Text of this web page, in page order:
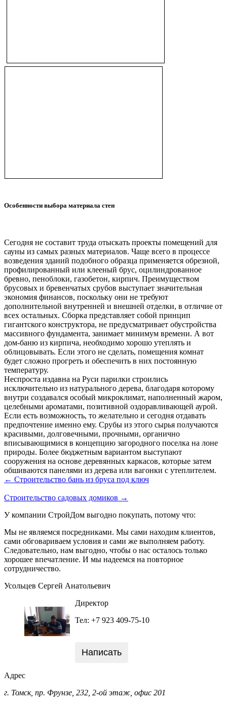
Особенности выбора материала стен
Сегодня не составит труда отыскать проекты помещений для
сауны из самых разных материалов. Чаще всего в процессе
возведения зданий подобного образца применяется обрезной,
профилированный или клееный брус, оцилиндрованное
бревно, пеноблоки, газобетон, кирпич. Преимуществом
брусовых и бревенчатых срубов выступает значительная
экономия финансов, поскольку они не требуют
дополнительной внутренней и внешней отделки, в отличие от
всех остальных. Сборка представляет собой принцип
гигантского конструктора, не предусматривает обустройства
массивного фундамента, занимает минимум времени. А вот
дом-баню из кирпича, необходимо хорошо утеплять и
облицовывать. Если этого не сделать, помещения комнат
будет сложно прогреть и обеспечить в них постоянную
температуру.
Неспроста издавна на Руси парилки строились
исключительно из натурального дерева, благодаря которому
внутри создавался особый микроклимат, наполненный жаром,
целебными ароматами, позитивной оздоравливающей аурой.
Если есть возможность, то желательно и сегодня отдавать
предпочтение именно ему. Срубы из этого сырья получаются
красивыми, долговечными, прочными, органично
вписывающимися в концепцию загородного поселка на лоне
природы. Более бюджетным вариантом выступают
сооружения на основе деревянных каркасов, которые затем
обшиваются панелями из дерева или вагонки с утеплителем.
← Строительство бань из бруса под ключ
Строительство садовых домиков →
У компании СтройДом выгодно покупать, потому что:
Мы не являемся посредниками. Мы сами находим клиентов,
сами обговариваем условия и сами же выполняем работу.
Следовательно, нам выгодно, чтобы о нас осталось только
хорошее впечатление. И мы надеемся на повторное
сотрудничество.
Усольцев Сергей Анатольевич
Директор
Тел: +7 923 409-75-10
Написать
Адрес
г. Томск, пр. Фрунзе, 232, 2-ой этаж, офис 201